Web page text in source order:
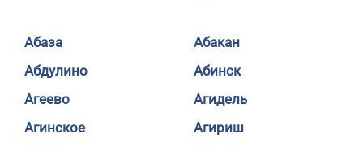
Абаза
Абакан
Абдулино
Абинск
Агеево
Агидель
Агинское
Агириш